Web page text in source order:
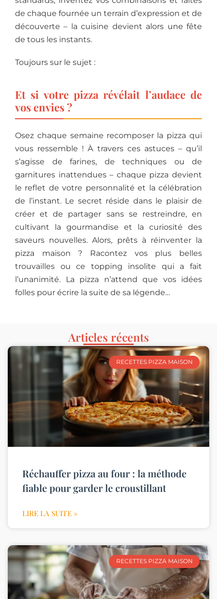
de chaque fournée un terrain d’expression et de
découverte – la cuisine devient alors une fête
de tous les instants.
Toujours sur le sujet :
Et si votre pizza révélait l’audace de
vos envies ?
Osez chaque semaine recomposer la pizza qui
vous ressemble ! À travers ces astuces – qu’il
s’agisse de farines, de techniques ou de
garnitures inattendues – chaque pizza devient
le reflet de votre personnalité et la célébration
de l’instant. Le secret réside dans le plaisir de
créer et de partager sans se restreindre, en
cultivant la gourmandise et la curiosité des
saveurs nouvelles. Alors, prêts à réinventer la
pizza maison ? Racontez vos plus belles
trouvailles ou ce topping insolite qui a fait
l’unanimité. La pizza n’attend que vos idées
folles pour écrire la suite de sa légende…
Articles récents
RECETTES PIZZA MAISON
Réchauffer pizza au four : la méthode
fiable pour garder le croustillant
LIRE LA SUITE »
RECETTES PIZZA MAISON